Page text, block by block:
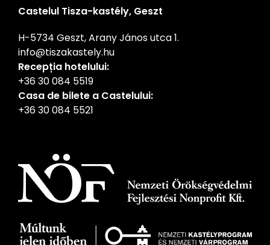
Castelul Tisza-kastély, Geszt
H-5734 Geszt, Arany János utca 1.
info@tiszakastely.hu
Recepția hotelului:
+36 30 084 5519
Casa de bilete a Castelului:
+36 30 084 5521